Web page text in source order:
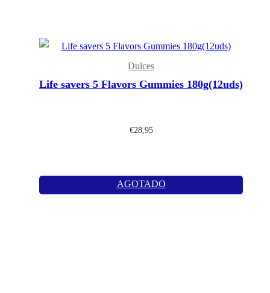
Dulces
Life savers 5 Flavors Gummies 180g(12uds)
€28,95
AGOTADO